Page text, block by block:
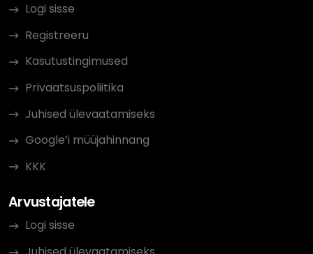
Logi sisse
Registreeru
Kasutustingimused
Privaatsuspoliitika
Juhised ülevaatamiseks
Google’i müüjahinnang
KKK
Arvustajatele
Logi sisse